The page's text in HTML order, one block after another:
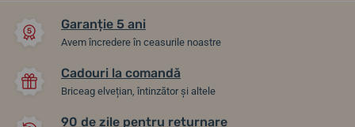
Garanție 5 ani
Avem încredere în ceasurile noastre
Cadouri la comandă
Briceag elvețian, întinzător și altele
90 de zile pentru returnare